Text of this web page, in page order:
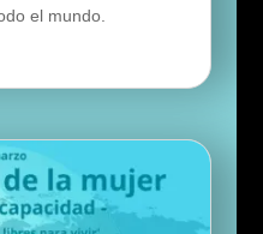
el mundo.